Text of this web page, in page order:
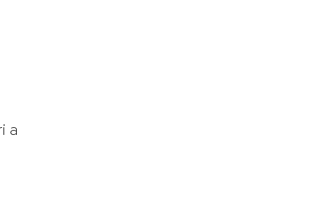
a